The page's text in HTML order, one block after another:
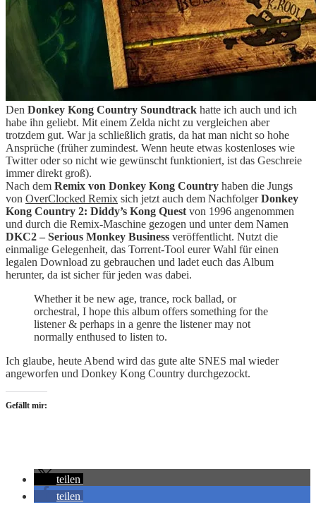
Den Donkey Kong Country Soundtrack hatte ich auch und ich
habe ihn geliebt. Mit einem Zelda nicht zu vergleichen aber
trotzdem gut. War ja schließlich gratis, da hat man nicht so hohe
Ansprüche (früher zumindest. Wenn heute etwas kostenloses wie
Twitter oder so nicht wie gewünscht funktioniert, ist das Geschreie
immer direkt groß).
Nach dem Remix von Donkey Kong Country haben die Jungs
von OverClocked Remix sich jetzt auch dem NachfolgerDonkey
Kong Country 2: Diddy’s Kong Quest von 1996 angenommen
und durch die Remix-Maschine gezogen und unter dem Namen
DKC2 – Serious Monkey Business veröffentlicht. Nutzt die
einmalige Gelegenheit, das Torrent-Tool eurer Wahl für einen
legalen Download zu gebrauchen und ladet euch das Album
herunter, da ist sicher für jeden was dabei.
Whether it be new age, trance, rock ballad, or
orchestral, I hope this album offers something for the
listener & perhaps in a genre the listener may not
normally enthused to listen to.
Ich glaube, heute Abend wird das gute alte SNES mal wieder
angeworfen und Donkey Kong Country durchgezockt.
Gefällt mir:
teilen
teilen